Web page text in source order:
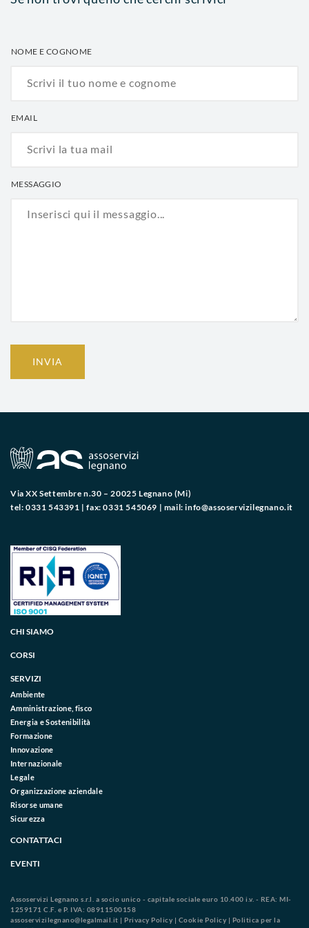
NOME E COGNOME
EMAIL
MESSAGGIO
INVIA
Via XX Settembre n.30 – 20025 Legnano (Mi)
tel: 0331 543391 | fax: 0331 545069 | mail:info@assoservizilegnano.it
CHI SIAMO
CORSI
SERVIZI
Ambiente
Amministrazione, fisco
Energia e Sostenibilità
Formazione
Innovazione
Internazionale
Legale
Organizzazione aziendale
Risorse umane
Sicurezza
CONTATTACI
EVENTI
Assoservizi Legnano s.r.l. a socio unico - capitale sociale euro 10.400 i.v. - REA: MI-
1259171 C.F. e P. IVA: 08911500158
assoservizilegnano@legalmail.it | Privacy Policy | Cookie Policy | Politica per la